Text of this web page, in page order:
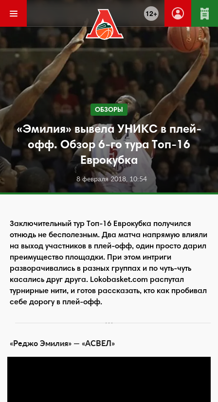
12+
ОБЗОРЫ
«Эмилия» вывела УНИКС в плей-
офф. Обзор 6-го тура Топ-16
Еврокубка
8 февраля 2018, 10:54
Заключительный тур Топ-16 Еврокубка получился
отнюдь не бесполезным. Два матча напрямую влияли
на выход участников в плей-офф, один просто дарил
преимущество площадки. При этом интриги
разворачивались в разных группах и по чуть-чуть
касались друг друга. Lokobasket.com распутал
турнирные нити, и готов рассказать, кто как пробивал
себе дорогу в плей-офф.
«Реджо Эмилия» — «АСВЕЛ»